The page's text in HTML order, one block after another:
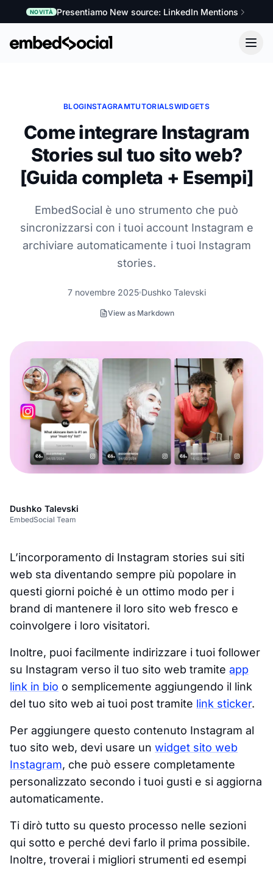
NOVITÀ Presentiamo New source: LinkedIn Mentions
BLOGINSTAGRAMTUTORIALSWIDGETS
Come integrare Instagram
Stories sul tuo sito web?
[Guida completa + Esempi]
EmbedSocial è uno strumento che può
sincronizzarsi con i tuoi account Instagram e
archiviare automaticamente i tuoi Instagram
stories.
7 novembre 2025 Dushko Talevski
View as Markdown
Dushko Talevski
EmbedSocial Team
L’incorporamento di Instagram stories sui siti
web sta diventando sempre più popolare in
questi giorni poiché è un ottimo modo per i
brand di mantenere il loro sito web fresco e
coinvolgere i loro visitatori.
Inoltre, puoi facilmente indirizzare i tuoi follower
su Instagram verso il tuo sito web tramite app
link in bio o semplicemente aggiungendo il link
del tuo sito web ai tuoi post tramite link sticker.
Per aggiungere questo contenuto Instagram al
tuo sito web, devi usare un widget sito web
Instagram, che può essere completamente
personalizzato secondo i tuoi gusti e si aggiorna
automaticamente.
Ti dirò tutto su questo processo nelle sezioni
qui sotto e perché devi farlo il prima possibile.
Inoltre, troverai i migliori strumenti ed esempi